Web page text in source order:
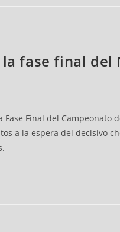
la fase final
Final del Campeonato
a la espera del decisivo